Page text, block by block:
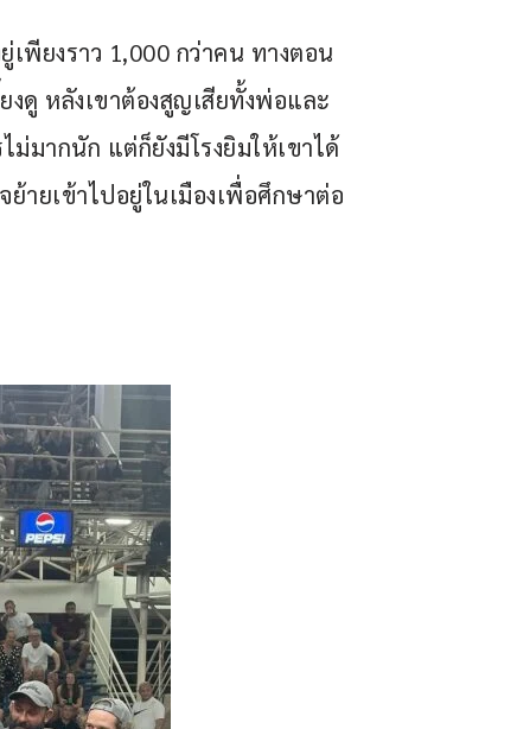
พียงราว 1,000 กว่าคน ทางตอน
งดู หลังเขาต้องสูญเสียทั้งพ่อและ
มากนัก แต่ก็ยังมีโรงยิมให้เขาได้
ายเข้าไปอยู่ในเมืองเพื่อศึกษาต่อ